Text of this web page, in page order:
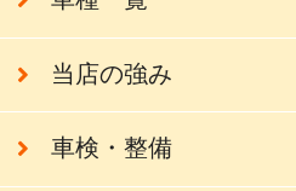
当店の強み
車検・整備